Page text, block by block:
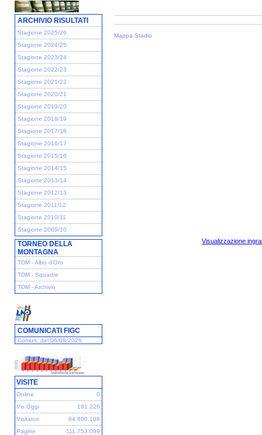
ARCHIVIO RISULTATI
Stagione 2025/26
Stagione 2024/25
Stagione 2023/24
Stagione 2022/23
Stagione 2021/22
Stagione 2020/21
Stagione 2019/20
Stagione 2018/19
Stagione 2017/18
Stagione 2016/17
Stagione 2015/16
Stagione 2014/15
Stagione 2013/14
Stagione 2012/13
Stagione 2011/12
Stagione 2010/11
Stagione 2009/10
TORNEO DELLA
MONTAGNA
TDM - Albo d'Oro
TDM - Squadre
TDM - Archivio
COMUNICATI FIGC
Comun. del 06/08/2026
VISITE
Online
0
Vis.Oggi
181.226
Visitatori
64.800.108
Pagine
111.753.099
Mappa Stadio
Visualizzazione